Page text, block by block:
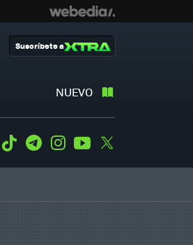
NUEVO
Suscríbete a
WhatsApp
Tiktok TelegramInstagramYoutube